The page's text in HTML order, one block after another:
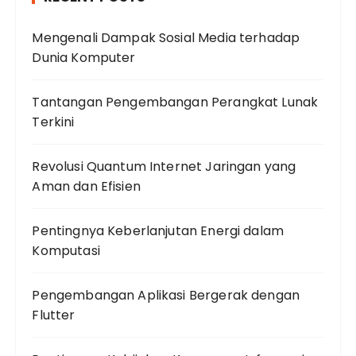
Mengenali Dampak Sosial Media terhadap
Dunia Komputer
Tantangan Pengembangan Perangkat Lunak
Terkini
Revolusi Quantum Internet Jaringan yang
Aman dan Efisien
Pentingnya Keberlanjutan Energi dalam
Komputasi
Pengembangan Aplikasi Bergerak dengan
Flutter